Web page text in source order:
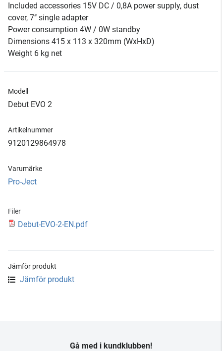
Included accessories 15V DC / 0,8A power supply, dust
cover, 7‘‘ single adapter
Power consumption 4W / 0W standby
Dimensions 415 x 113 x 320mm (WxHxD)
Weight 6 kg net
Modell
Debut EVO 2
Artikelnummer
9120129864978
Varumärke
Pro-Ject
Filer
Debut-EVO-2-EN.pdf
Jämför produkt
Jämför produkt
Gå med i kundklubben!